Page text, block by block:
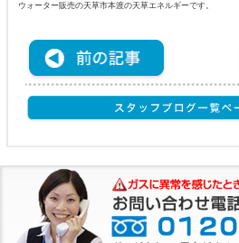
ウォーター販売の天草市本渡の天草エネルギーです。